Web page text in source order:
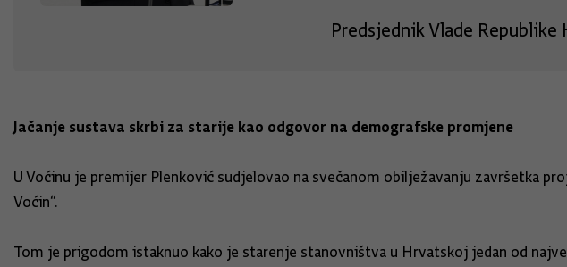
Predsjednik Vlade
Jačanje sustava skrbi za starije kao odgovor na demografske promjene
U Voćinu je premijer Plenković sudjelovao na svečanom obilježavanju završetka
Voćin“.
Tom je prigodom istaknuo kako je starenje stanovništva u Hrvatskoj jedan od